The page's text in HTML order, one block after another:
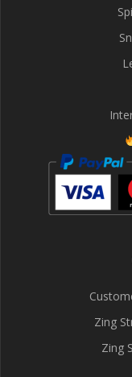
Zing
Zing